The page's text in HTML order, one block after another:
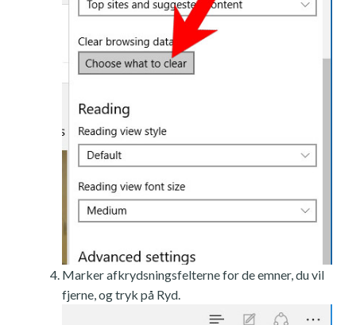
Marker afkrydsningsfelterne for de emner, du vil
fjerne, og tryk på Ryd.